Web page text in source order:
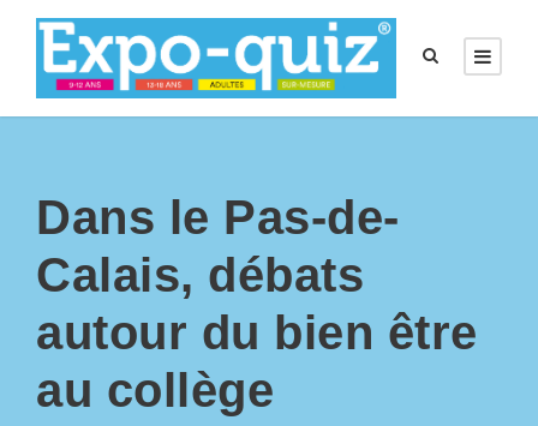
Dans le Pas-de-
Calais, débats
autour du bien être
au collège